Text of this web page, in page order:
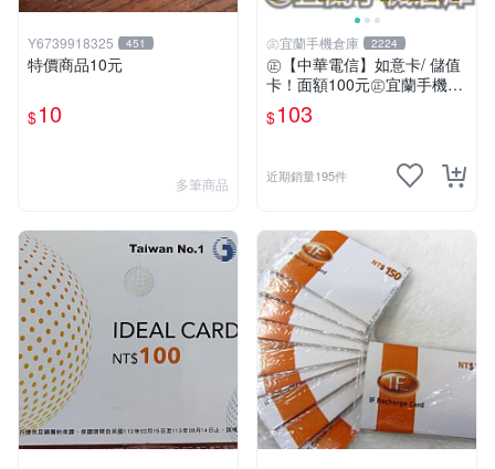
Y6739918325 451
特價商品10元
$10
多筆商品
㊣宜蘭手機倉庫 2224
㊣【中華電信】如意卡/ 儲值
卡！面額100元㊣宜蘭手機倉
庫
$103
近期銷量195件